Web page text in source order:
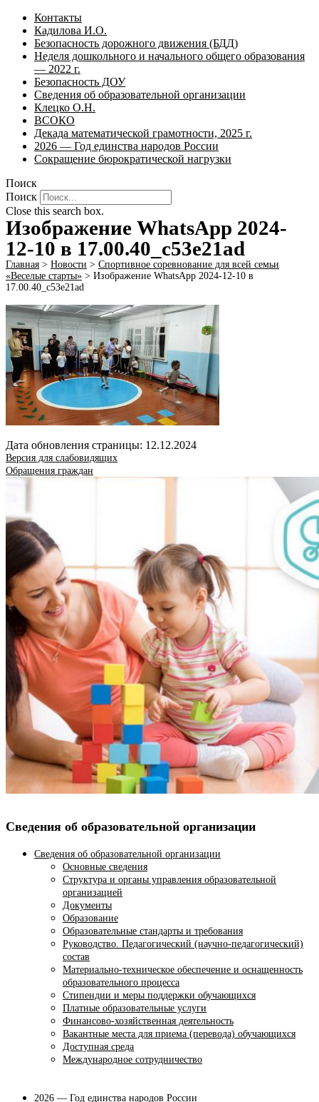
Контакты
Кадилова И.О.
Безопасность дорожного движения (БДД)
Неделя дошкольного и начального общего образования
— 2022 г.
Безопасность ДОУ
Сведения об образовательной организации
Клецко О.Н.
ВСОКО
Декада математической грамотности, 2025 г.
2026 — Год единства народов России
Сокращение бюрократической нагрузки
Поиск
Поиск
Close this search box.
Изображение WhatsApp 2024-
12-10 в 17.00.40_c53e21ad
Главная > Новости > Спортивное соревнование для всей семьи
«Веселые старты» > Изображение WhatsApp 2024-12-10 в
17.00.40_c53e21ad
Дата обновления страницы: 12.12.2024
Версия для слабовидящих
Обращения граждан
Сведения об образовательной организации
Сведения об образовательной организации
Основные сведения
Структура и органы управления образовательной
организацией
Документы
Образование
Образовательные стандарты и требования
Руководство. Педагогический (научно-педагогический)
состав
Материально-техническое обеспечение и оснащенность
образовательного процесса
Стипендии и меры поддержки обучающихся
Платные образовательные услуги
Финансово-хозяйственная деятельность
Вакантные места для приема (перевода) обучающихся
Доступная среда
Международное сотрудничество
2026 — Год единства народов России